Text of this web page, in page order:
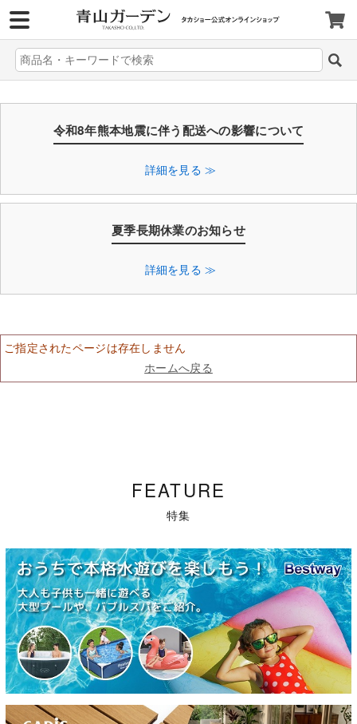
令和8年熊本地震に伴う配送への影響について
詳細を見る ≫
夏季長期休業のお知らせ
詳細を見る ≫
ご指定されたページは存在しません
ホームへ戻る
FEATURE
特集